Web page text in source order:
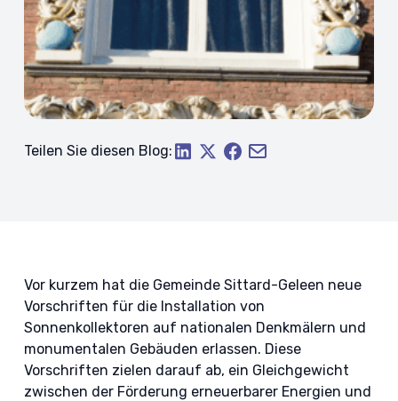
Teilen Sie diesen Blog:
Vor kurzem hat die Gemeinde Sittard-Geleen neue
Vorschriften für die Installation von
Sonnenkollektoren auf nationalen Denkmälern und
monumentalen Gebäuden erlassen. Diese
Vorschriften zielen darauf ab, ein Gleichgewicht
zwischen der Förderung erneuerbarer Energien und